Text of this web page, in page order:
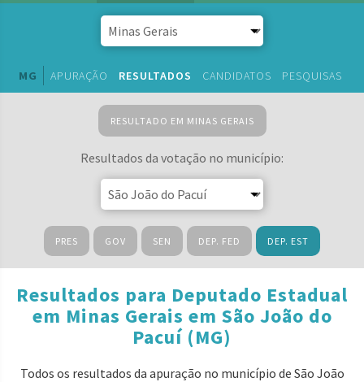
MG APURAÇÃO RESULTADOS CANDIDATOS PESQUISAS
RESULTADO EM MINAS GERAIS
Resultados da votação no município:
PRES GOV SEN DEP. FED DEP. EST
Resultados para Deputado Estadual
em Minas Gerais em São João do
Pacuí (MG)
Todos os resultados da apuração no município de São João